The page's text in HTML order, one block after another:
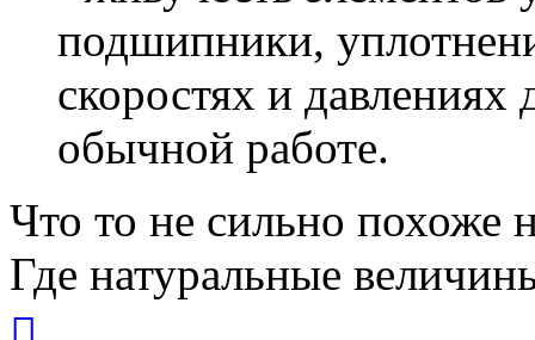
подшипники,
скоростях и
обычной работе.
Что то не сильно похоже
Где натуральные